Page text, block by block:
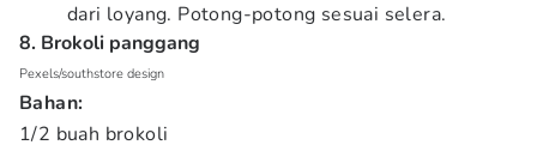
dari loyang. Potong-potong sesuai selera.
8. Brokoli panggang
Pexels/southstore design
Bahan:
1/2 buah brokoli